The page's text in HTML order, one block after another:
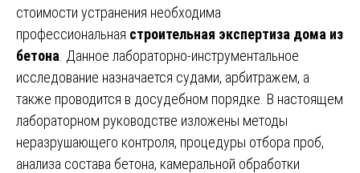
стоимости устранения необходима
профессиональная строительная экспертиза дома из
бетона . Данное лабораторно-инструментальное
исследование назначается судами, арбитражем, а
также проводится в досудебном порядке. В настоящем
лабораторном руководстве изложены методы
неразрушающего контроля, процедуры отбора проб,
анализа состава бетона, камеральной обработки